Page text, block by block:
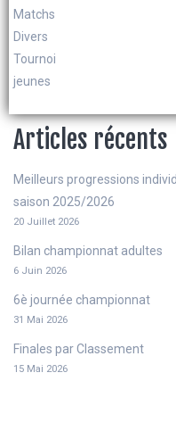
Matchs
Divers
Tournoi
jeunes
Articles récents
Meilleurs progressions
saison 2025/2026
20 Juillet 2026
Bilan championnat adultes
6 Juin 2026
6è journée championnat
31 Mai 2026
Finales par Classement
15 Mai 2026